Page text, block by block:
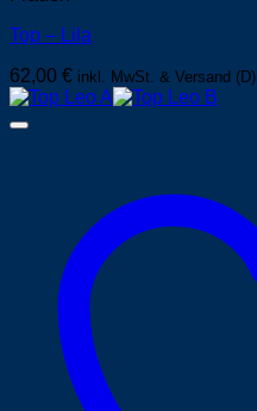
Top – Lila
62,00 € inkl. MwSt. & Versand (D)